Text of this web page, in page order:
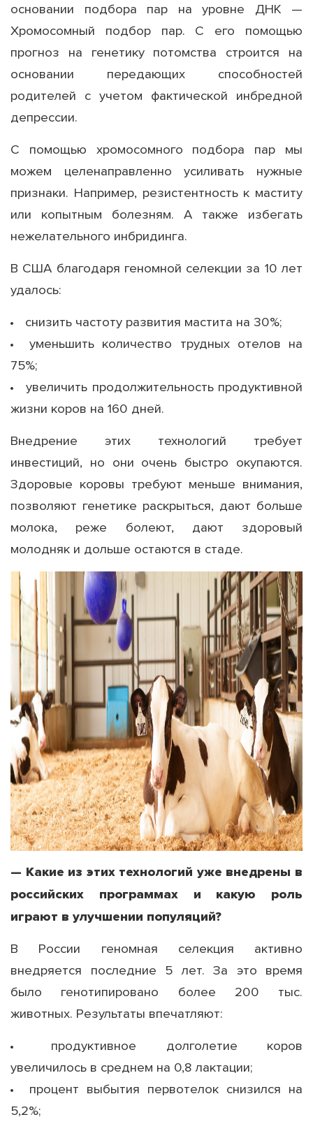
основании подбора пар на уровне ДНК —
Хромосомный подбор пар. С его помощью
прогноз на генетику потомства строится на
основании передающих способностей
родителей с учетом фактической инбредной
депрессии.
С помощью хромосомного подбора пар мы
можем целенаправленно усиливать нужные
признаки. Например, резистентность к маститу
или копытным болезням. А также избегать
нежелательного инбридинга.
В США благодаря геномной селекции за 10 лет
удалось:
снизить частоту развития мастита на 30%;
уменьшить количество трудных отелов на
75%;
увеличить продолжительность продуктивной
жизни коров на 160 дней.
Внедрение этих технологий требует
инвестиций, но они очень быстро окупаются.
Здоровые коровы требуют меньше внимания,
позволяют генетике раскрыться, дают больше
молока, реже болеют, дают здоровый
молодняк и дольше остаются в стаде.
— Какие из этих технологий уже внедрены в
российских программах и какую роль
играют в улучшении популяций?
В России геномная селекция активно
внедряется последние 5 лет. За это время
было генотипировано более 200 тыс.
животных. Результаты впечатляют:
продуктивное долголетие коров
увеличилось в среднем на 0,8 лактации;
процент выбытия первотелок снизился на
5,2%;